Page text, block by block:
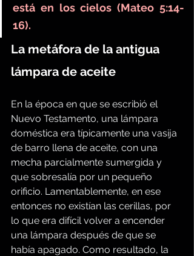
está en los cielos (Mateo 5:14-
16).
La metáfora de la antigua
lámpara de aceite
En la época en que se escribió el
Nuevo Testamento, una lámpara
doméstica era típicamente una vasija
de barro llena de aceite, con una
mecha parcialmente sumergida y
que sobresalía por un pequeño
orificio. Lamentablemente, en ese
entonces no existían las cerillas, por
lo que era difícil volver a encender
una lámpara después de que se
había apagado. Como resultado, la